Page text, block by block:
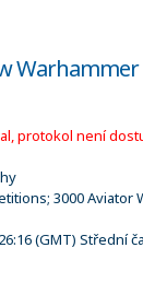
Warhammer
protokol není
3000 Aviator
(GMT) Střední